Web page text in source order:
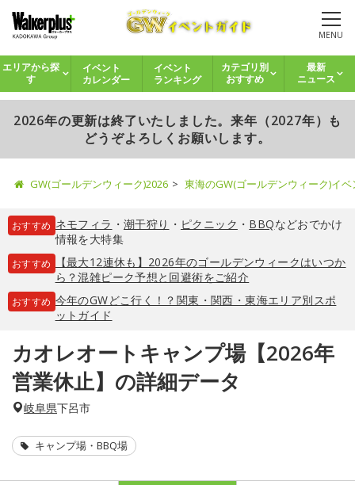
MENU
エリアから探
す
イベント
カレンダー
イベント
ランキング
カテゴリ別
おすすめ
最新
ニュース
2026年の更新は終了いたしました。来年（2027年）も
どうぞよろしくお願いします。
GW(ゴールデンウィーク)2026 東海のGW(ゴールデンウィーク)イ
おすすめ ネモフィラ ・ 潮干狩り ・ ピクニック ・ BBQなどおでかけ
情報を大特集
おすすめ
【最大12連休も】2026年のゴールデンウィークはいつか
ら？混雑ピーク予想と回避術をご紹介
おすすめ 今年のGWどこ行く！？関東・関西・東海エリア別スポ
ットガイド
カオレオートキャンプ場【2026年
営業休止】の詳細データ
岐阜県下呂市
キャンプ場・BBQ場